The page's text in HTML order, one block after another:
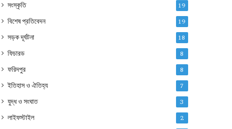
সংস্কৃতি 19
বিশেষ প্রতিবেদন 19
সড়ক দূর্ঘটনা 18
ফিচারড 8
ফরিদপুর 8
ইতিহাস ও ঐতিহ্য 7
যুদ্ধ ও সংঘাত 3
লাইফস্টাইল 2